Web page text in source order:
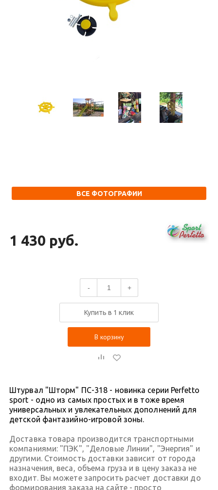
ВСЕ ФОТОГРАФИИ
1 430 руб.
- +
Купить в 1 клик
В корзину
Штурвал "Шторм" ПС-318 - новинка серии Perfetto
sport - одно из самых простых и в тоже время
универсальных и увлекательных дополнений для
детской фантазийно-игровой зоны.
Доставка товара производится транспортными
компаниями: "ПЭК", "Деловые Линии", "Энергия" и
другими. Стоимость доставки зависит от города
назначения, веса, объема груза и в цену заказа не
входит. Вы можете запросить расчет доставки до
формирования заказа на сайте - просто